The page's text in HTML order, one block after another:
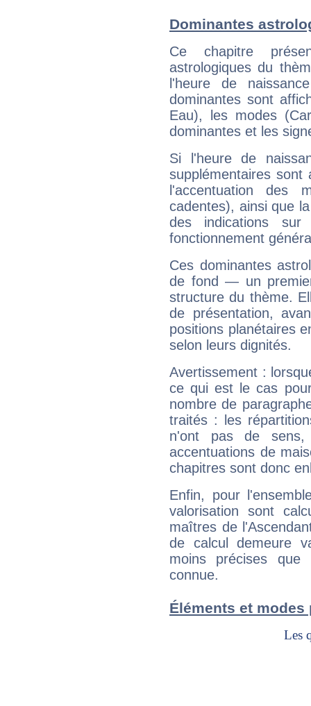
Dominantes
Ce chapitre
astrologiques du
l'heure de
dominantes sont
Eau), les modes
dominantes et les
Si l'heure de
supplémentaires sont
l'accentuation des
cadentes), ainsi que
des indications sur
fonctionnement
Ces dominantes
de fond — un
structure du thème.
de présentation,
positions planétaires
selon leurs dignités.
Avertissement :
ce qui est le cas
nombre de
traités : les
n'ont pas de sens,
accentuations de
chapitres sont donc
Enfin, pour
valorisation sont
maîtres de
de calcul demeure
moins précises que
connue.
Éléments et